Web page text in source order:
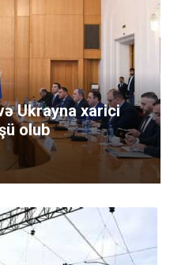
Ukrayna xarici
olub